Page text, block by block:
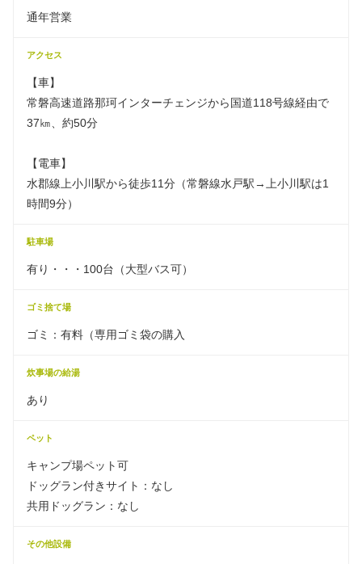
通年営業
アクセス
【車】
常磐高速道路那珂インターチェンジから国道118号線経由で
37㎞、約50分
【電車】
水郡線上小川駅から徒歩11分（常磐線水戸駅→上小川駅は1
時間9分）
駐車場
有り・・・100台（大型バス可）
ゴミ捨て場
ゴミ：有料（専用ゴミ袋の購入
炊事場の給湯
あり
ペット
キャンプ場ペット可
ドッグラン付きサイト：なし
共用ドッグラン：なし
その他設備